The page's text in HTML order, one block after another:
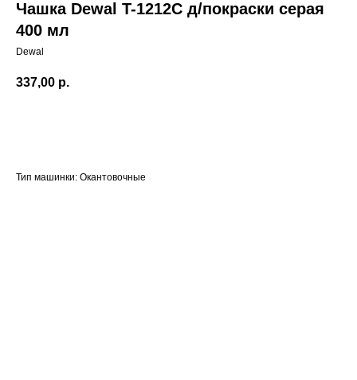
Чашка Dewal T-1212C д/покраски серая
400 мл
Dewal
337,00 р.
Тип машинки: Окантовочные